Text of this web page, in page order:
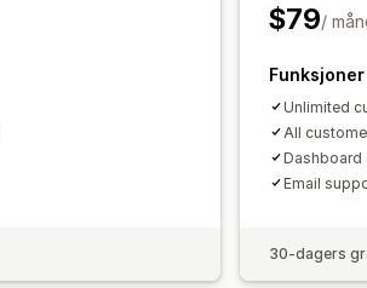
$79/
Funksjoner
Unlimited
All
Dashboard
Email
30-dagers